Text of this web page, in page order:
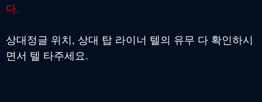
다.
상대정글 위치, 상대 탑 라이너 텔의 유무 다 확인하시
면서 텔 타주세요.